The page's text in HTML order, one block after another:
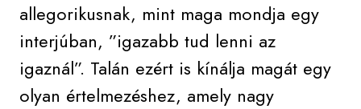
allegorikusnak, mint maga mondja egy
interjúban, ”igazabb tud lenni az
igaznál”. Talán ezért is kínálja magát egy
olyan értelmezéshez, amely nagy